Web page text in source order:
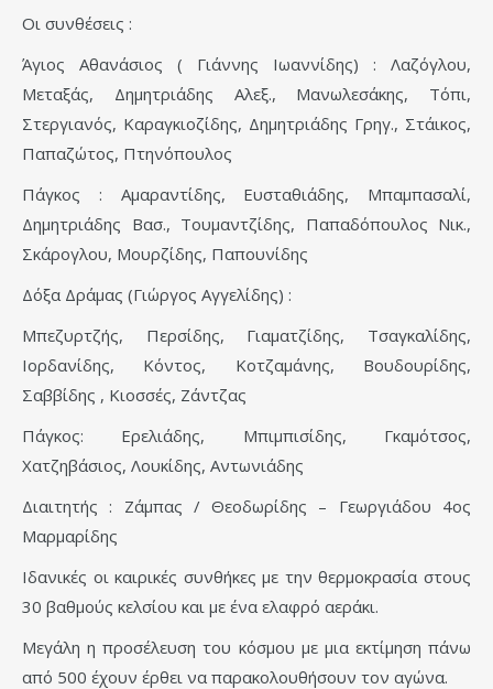
Οι συνθέσεις :
Άγιος Αθανάσιος ( Γιάννης Ιωαννίδης) : Λαζόγλου,
Μεταξάς, Δημητριάδης Αλεξ., Μανωλεσάκης, Τόπι,
Στεργιανός, Καραγκιοζίδης, Δημητριάδης Γρηγ., Στάικος,
Παπαζώτος, Πτηνόπουλος
Πάγκος : Αμαραντίδης, Ευσταθιάδης, Μπαμπασαλί,
Δημητριάδης Βασ., Τουμαντζίδης, Παπαδόπουλος Νικ.,
Σκάρογλου, Μουρζίδης, Παπουνίδης
Δόξα Δράμας (Γιώργος Αγγελίδης) :
Μπεζυρτζής, Περσίδης, Γιαματζίδης, Τσαγκαλίδης,
Ιορδανίδης, Κόντος, Κοτζαμάνης, Βουδουρίδης,
Σαββίδης , Κιοσσές, Ζάντζας
Πάγκος: Ερελιάδης, Μπιμπισίδης, Γκαμότσος,
Χατζηβάσιος, Λουκίδης, Αντωνιάδης
Διαιτητής : Ζάμπας / Θεοδωρίδης – Γεωργιάδου 4ος
Μαρμαρίδης
Ιδανικές οι καιρικές συνθήκες με την θερμοκρασία στους
30 βαθμούς κελσίου και με ένα ελαφρό αεράκι.
Μεγάλη η προσέλευση του κόσμου με μια εκτίμηση πάνω
από 500 έχουν έρθει να παρακολουθήσουν τον αγώνα.